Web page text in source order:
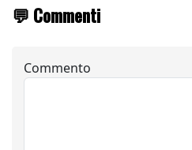
💬 Commenti